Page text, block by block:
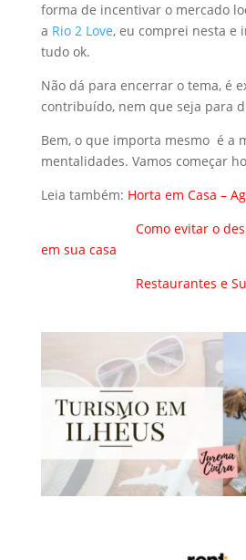
forma de incentivar o mercado
a Rio 2 Love, eu comprei nesta e
tudo ok.
Não dá para encerrar o tema, é
contribuído, nem que seja para
Bem, o que importa mesmo é a
mentalidades. Vamos começar
Leia também: Horta em Casa –
Como evitar o
em sua casa
Restaurantes e